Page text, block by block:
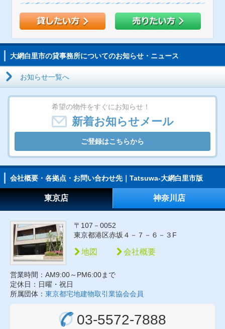
大網白里市の貸事務所についてのお知らせ・ニュース
お知らせ一覧へ
希望の物件をすぐにお知らせ！
新着お知らせメール
ご登録はこちらから
会社概要・各拠点・お問い合わせ先｜Tatsuwa-大網白里市版
東京店 神奈川店
〒107－0052
東京都港区赤坂４－７－６－３F
地図 会社概要
営業時間：AM9:00～PM6:00まで
定休日：日曜・祝日
所属団体： 東京都宅地建物取引業協会会員
03-5572-7888